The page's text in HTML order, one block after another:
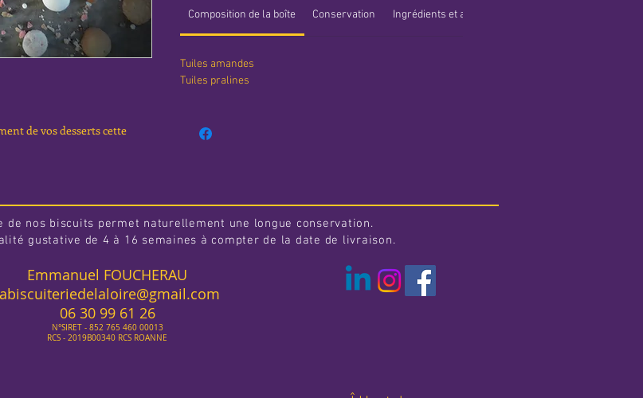
de vos desserts cette
Composition de la boîte Conservation Ingrédients et allergènes
Tuiles amandes
Tuiles pralines
nos biscuits permet naturellement une longue conservation.
gustative de 4 à 16 semaines à compter de la date de livraison.
Emmanuel FOUCHERAU
06 30 99 61 26
N°SIRET - 852 765 460 00013
RCS - 2019B00340 RCS ROANNE